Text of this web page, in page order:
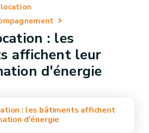
: les
affichent leur
d'énergie
: les bâtiments affichent
d'énergie